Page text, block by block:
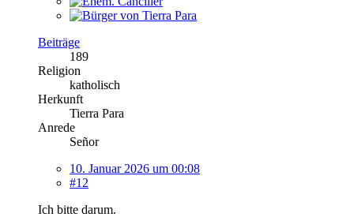
Beiträge
189
Religion
katholisch
Herkunft
Tierra Para
Anrede
Señor
10. Januar 2026 um 00:08
#12
Ich bitte darum.